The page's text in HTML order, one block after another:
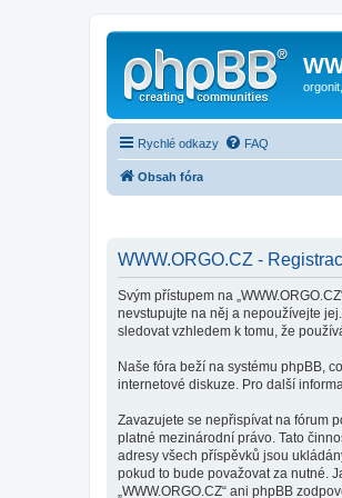
Rychlé odkazy FAQ
Obsah fóra
WWW.ORGO.CZ -
Svým přístupem na
nevstupujte na něj a nepoužívejte
sledovat vzhledem k tomu, že
Naše fóra beží na systému phpBB,
internetové diskuze. Pro další
Zavazujete se nepřispívat na fórum
platné mezinárodní právo. Tato
adresy všech příspěvků jsou
pokud to bude považovat za nutné.
„WWW.ORGO.CZ“ ani phpBB